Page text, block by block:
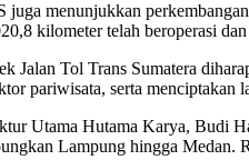
juga menunjukkan
kilometer telah beroperasi
Jalan Tol Trans Sumatera
pariwisata, serta menciptakan
Utama Hutama Karya, Budi
Lampung hingga Medan.